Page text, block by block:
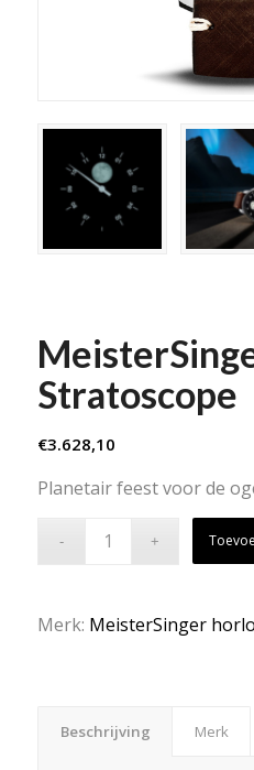
Stratoscope
€3.628,10
Planetair feest voor de
Merk: MeisterSinger
Beschrijving Merk